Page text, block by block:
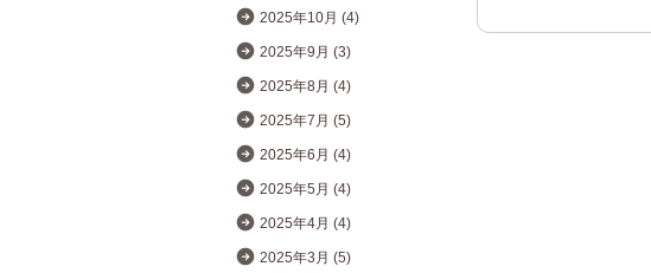
2025年10月 (4)
2025年9月 (3)
2025年8月 (4)
2025年7月 (5)
2025年6月 (4)
2025年5月 (4)
2025年4月 (4)
2025年3月 (5)